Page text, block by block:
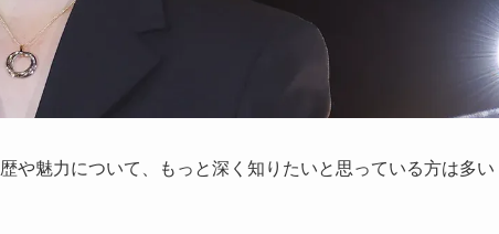
や魅力について、もっと深く知りたいと思っている方は多い